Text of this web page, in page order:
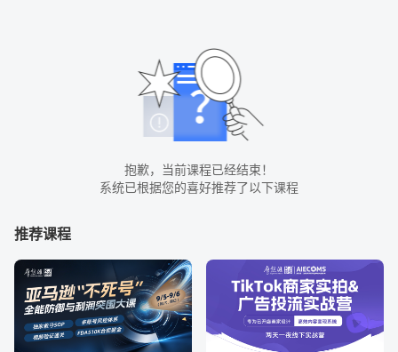
抱歉，当前课程已经结束！
系统已根据您的喜好推荐了以下课程
推荐课程